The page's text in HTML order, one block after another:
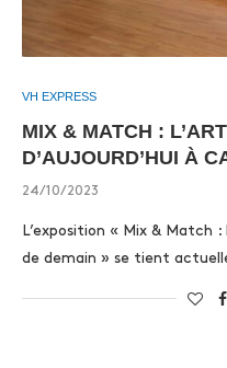
VH EXPRESS
MIX & MATCH :
D’AUJOURD’HUI À
24/10/2023
L’exposition « Mix & Match :
de demain » se tient